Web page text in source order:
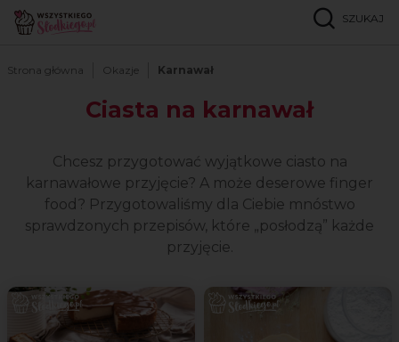
SZUKAJ
Strona główna Okazje Karnawał
Ciasta na karnawał
Chcesz przygotować wyjątkowe ciasto na
karnawałowe przyjęcie? A może deserowe finger
food? Przygotowaliśmy dla Ciebie mnóstwo
sprawdzonych przepisów, które „posłodzą” każde
przyjęcie.